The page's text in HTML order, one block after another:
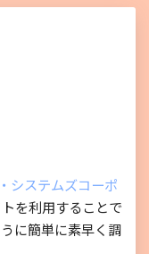
システムズコーポ
を利用することで
に簡単に素早く調